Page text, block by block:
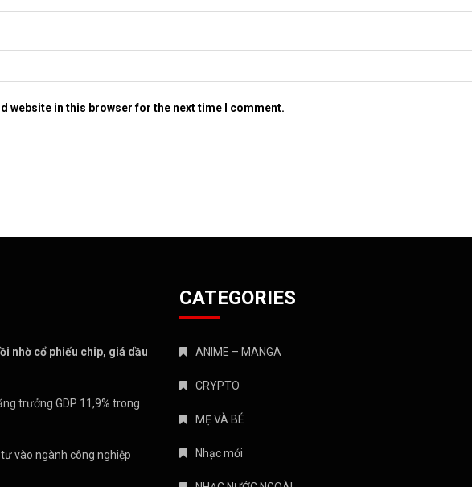
website in this browser for the next time I comment.
nhờ cổ phiếu chip, giá dầu
trưởng GDP 11,9% trong
vào ngành công nghiệp
CATEGORIES
ANIME – MANGA
CRYPTO
MẸ VÀ BÉ
Nhạc mới